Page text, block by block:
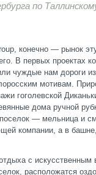
по
конечно — рынок
В первых проектах
чуждые нам дороги
мотивам.
гоголевской
дома ручной
— мельница и
компании, а в
с
расположатся